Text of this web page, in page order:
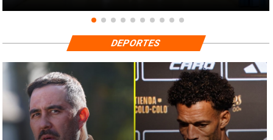
DEPORTES